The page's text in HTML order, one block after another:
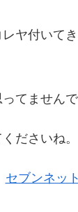
ヤ付いて
てません
ださいね。
セブンネット